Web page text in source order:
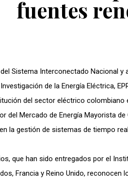
fuentes
Sistema Interconectado Nacional
de la Energía Eléctrica,
del sector eléctrico colombiano
del Mercado de Energía Mayorista
la gestión de sistemas de tiempo
que han sido entregados por el
Francia y Reino Unido,